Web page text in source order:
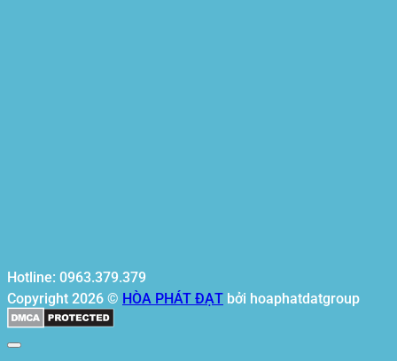
Hotline: 0963.379.379
Copyright 2026 © HÒA PHÁT ĐẠT bởi hoaphatdatgroup